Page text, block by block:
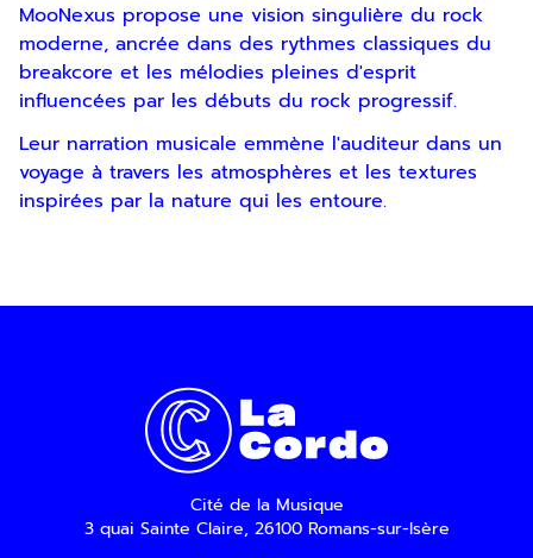
MooNexus propose une vision singulière du rock
moderne, ancrée dans des rythmes classiques du
breakcore et les mélodies pleines d'esprit
influencées par les débuts du rock progressif.
Leur narration musicale emmène l'auditeur dans un
voyage à travers les atmosphères et les textures
inspirées par la nature qui les entoure.
Cité de la Musique
3 quai Sainte Claire, 26100 Romans-sur-Isère
Inscription
Newsletter
consentez à recevoir notre lettre
d’information par voie électronique. Vous
pouvez vous désinscrire à tout moment via
les liens de désinscription ou en nous
Politique de confidentialité